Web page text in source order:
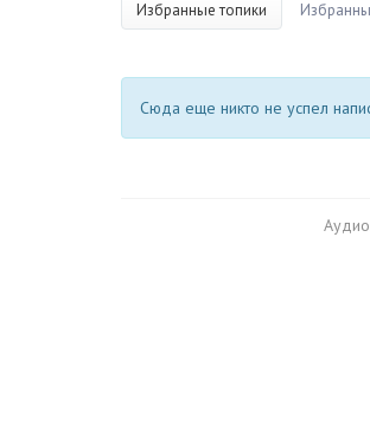
Избранные топики
Сюда еще никто не успел